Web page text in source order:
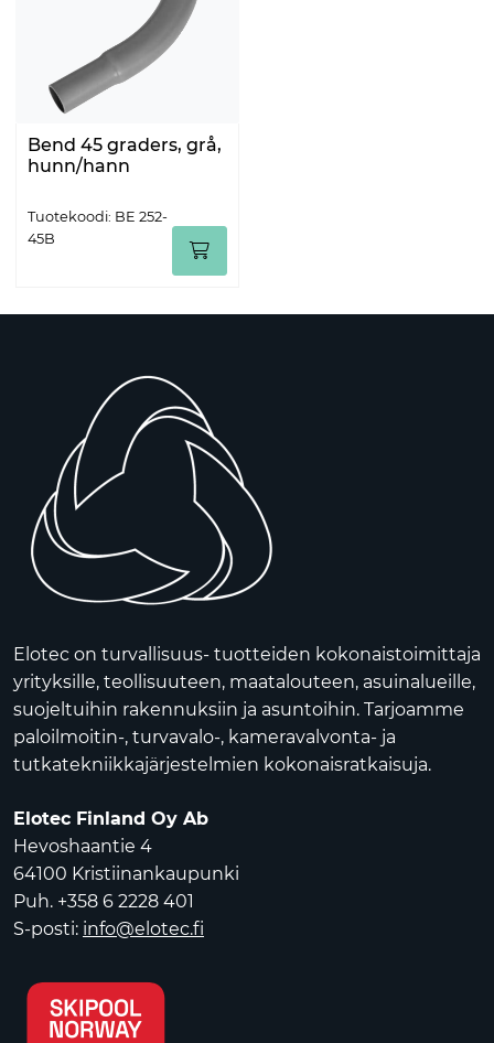
Bend 45 graders, grå,
hunn/hann
Tuotekoodi: BE 252-
45B
Elotec on turvallisuus- tuotteiden kokonaistoimittaja
yrityksille, teollisuuteen, maatalouteen, asuinalueille,
suojeltuihin rakennuksiin ja asuntoihin. Tarjoamme
paloilmoitin-, turvavalo-, kameravalvonta- ja
tutkatekniikkajärjestelmien kokonaisratkaisuja.
Elotec Finland Oy Ab
Hevoshaantie 4
64100 Kristiinankaupunki
Puh. +358 6 2228 401
S-posti: info@elotec.fi